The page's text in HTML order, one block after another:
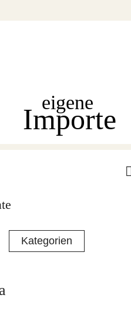
eigene
Importe
Kategorien